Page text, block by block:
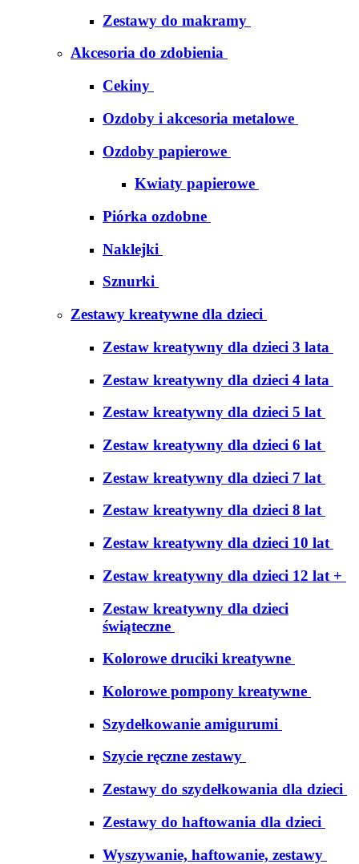
Zestawy do makramy
Akcesoria do zdobienia
Cekiny
Ozdoby i akcesoria metalowe
Ozdoby papierowe
Kwiaty papierowe
Piórka ozdobne
Naklejki
Sznurki
Zestawy kreatywne dla dzieci
Zestaw kreatywny dla dzieci 3 lata
Zestaw kreatywny dla dzieci 4 lata
Zestaw kreatywny dla dzieci 5 lat
Zestaw kreatywny dla dzieci 6 lat
Zestaw kreatywny dla dzieci 7 lat
Zestaw kreatywny dla dzieci 8 lat
Zestaw kreatywny dla dzieci 10 lat
Zestaw kreatywny dla dzieci 12 lat +
Zestaw kreatywny dla dzieci
świąteczne
Kolorowe druciki kreatywne
Kolorowe pompony kreatywne
Szydełkowanie amigurumi
Szycie ręczne zestawy
Zestawy do szydełkowania dla dzieci
Zestawy do haftowania dla dzieci
Wyszywanie, haftowanie, zestawy